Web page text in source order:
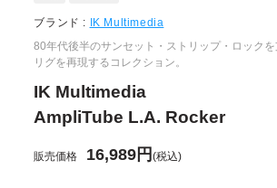
ブランド :
IK Multimedia
80年代後半のサンセット・ストリップ・ロックを
リグを再現するコレクション。
IK Multimedia
AmpliTube L.A. Rocker
販売価格 16,989円(税込)